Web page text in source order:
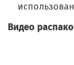
Видео